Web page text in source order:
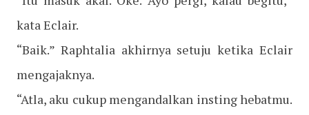
kata Eclair.
“Baik.” Raphtalia akhirnya setuju ketika Eclair
mengajaknya.
“Atla, aku cukup mengandalkan insting hebatmu.